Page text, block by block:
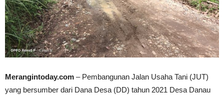
Merangintoday.com – Pembangunan Jalan Usaha Tani (JUT)
yang bersumber dari Dana Desa (DD) tahun 2021 Desa Danau